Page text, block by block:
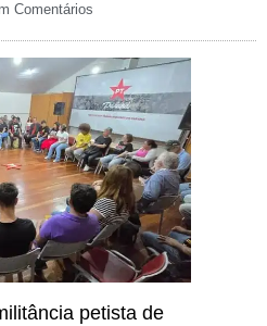
Comentários
petista de